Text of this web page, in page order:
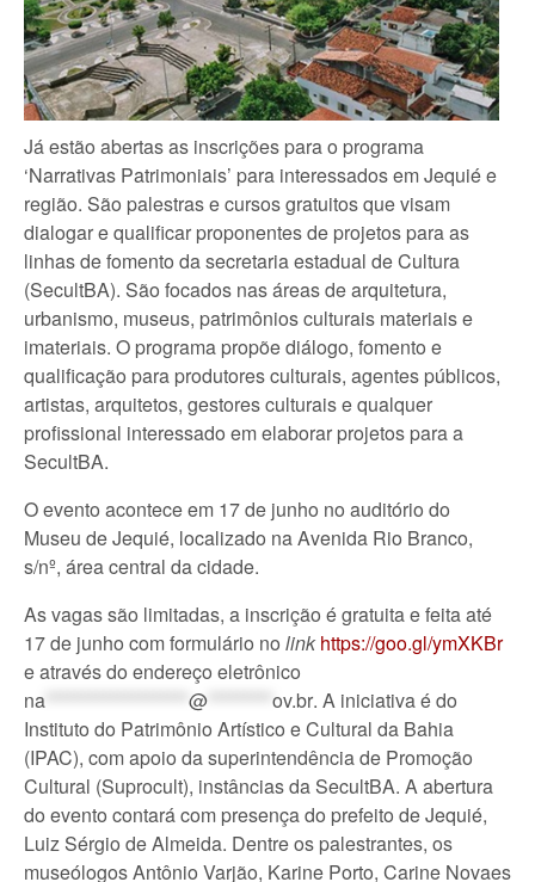
Já estão abertas as inscrições para o programa
‘Narrativas Patrimoniais’ para interessados em Jequié e
região. São palestras e cursos gratuitos que visam
dialogar e qualificar proponentes de projetos para as
linhas de fomento da secretaria estadual de Cultura
(SecultBA). São focados nas áreas de arquitetura,
urbanismo, museus, patrimônios culturais materiais e
imateriais. O programa propõe diálogo, fomento e
qualificação para produtores culturais, agentes públicos,
artistas, arquitetos, gestores culturais e qualquer
profissional interessado em elaborar projetos para a
SecultBA.
O evento acontece em 17 de junho no auditório do
Museu de Jequié, localizado na Avenida Rio Branco,
s/nº, área central da cidade.
As vagas são limitadas, a inscrição é gratuita e feita até
17 de junho com formulário no link https://goo.gl/ymXKBr
e através do endereço eletrônico
na
@ ov.br. A iniciativa é do
Instituto do Patrimônio Artístico e Cultural da Bahia
(IPAC), com apoio da superintendência de Promoção
Cultural (Suprocult), instâncias da SecultBA. A abertura
do evento contará com presença do prefeito de Jequié,
Luiz Sérgio de Almeida. Dentre os palestrantes, os
museólogos Antônio Varjão, Karine Porto, Carine Novaes